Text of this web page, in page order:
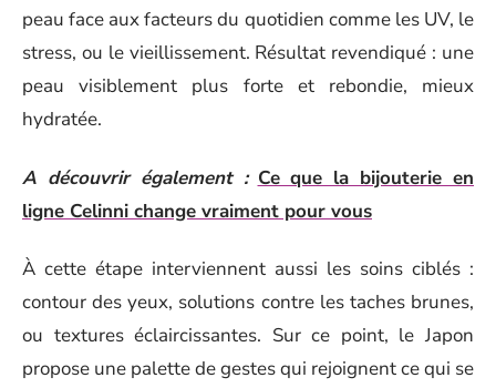
peau face aux facteurs du quotidien comme les UV, le
stress, ou le vieillissement. Résultat revendiqué : une
peau visiblement plus forte et rebondie, mieux
hydratée.
A découvrir également : Ce que la bijouterie en
ligne Celinni change vraiment pour vous
À cette étape interviennent aussi les soins ciblés :
contour des yeux, solutions contre les taches brunes,
ou textures éclaircissantes. Sur ce point, le Japon
propose une palette de gestes qui rejoignent ce qui se